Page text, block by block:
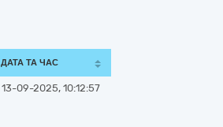
ДАТА ТА ЧАС
13-09-2025, 10:12:57